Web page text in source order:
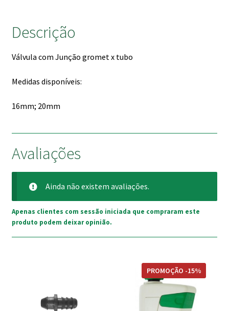
Descrição
Válvula com Junção gromet x tubo
Medidas disponíveis:
16mm; 20mm
Avaliações
Ainda não existem avaliações.
Apenas clientes com sessão iniciada que compraram este
produto podem deixar opinião.
PROMOÇÃO -15%